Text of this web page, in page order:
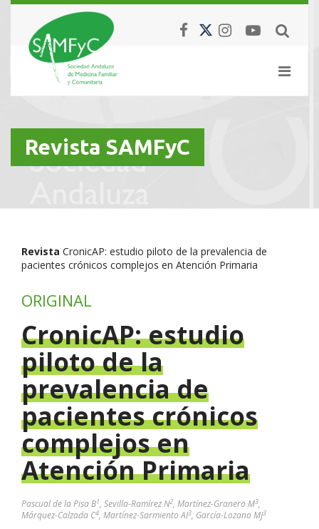
Revista SAMFyC
Revista CronicAP: estudio piloto de la prevalencia de
pacientes crónicos complejos en Atención Primaria
ORIGINAL
CronicAP: estudio
piloto de la
prevalencia de
pacientes crónicos
complejos en
Atención Primaria
Pascual de la Pisa B1, Sevilla-Ramírez N2, Martínez-Granero M3,
Márquez-Calzada C4, Martínez-Sarmiento AI3, García-Lozano MJ3